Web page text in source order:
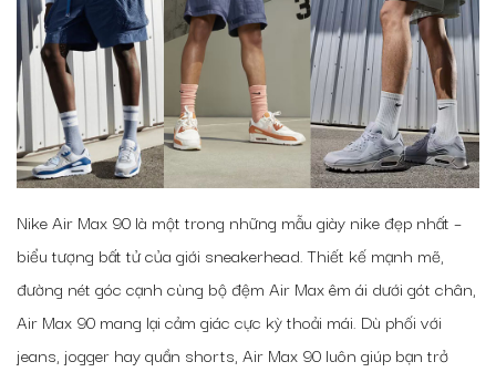
Nike Air Max 90 là một trong những mẫu giày nike đẹp nhất –
biểu tượng bất tử của giới sneakerhead. Thiết kế mạnh mẽ,
đường nét góc cạnh cùng bộ đệm Air Max êm ái dưới gót chân,
Air Max 90 mang lại cảm giác cực kỳ thoải mái. Dù phối với
jeans, jogger hay quần shorts, Air Max 90 luôn giúp bạn trở